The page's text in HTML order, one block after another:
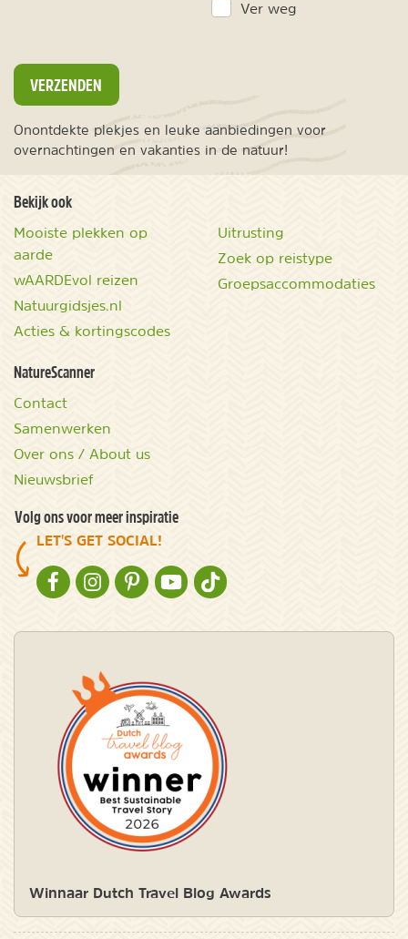
Ver weg
VERZENDEN
Onontdekte plekjes en leuke aanbiedingen voor
overnachtingen en vakanties in de natuur!
Bekijk ook
Mooiste plekken op
aarde
wAARDEvol reizen
Natuurgidsjes.nl
Acties & kortingscodes
Uitrusting
Zoek op reistype
Groepsaccommodaties
NatureScanner
Contact
Samenwerken
Over ons / About us
Nieuwsbrief
Volg ons voor meer inspiratie
LET'S GET SOCIAL!
NATURESCANNER OP FACEBOOK
NATURESCANNER OP INSTAGRAM
NATURESCANNER OP PINTEREST
NATURESCANNER OP YOUTUBE
NATURESCANNER OP TIKTOK
Winnaar Dutch Travel Blog Awards